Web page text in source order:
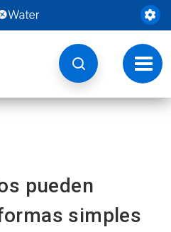
Botón
de
pueden
simples